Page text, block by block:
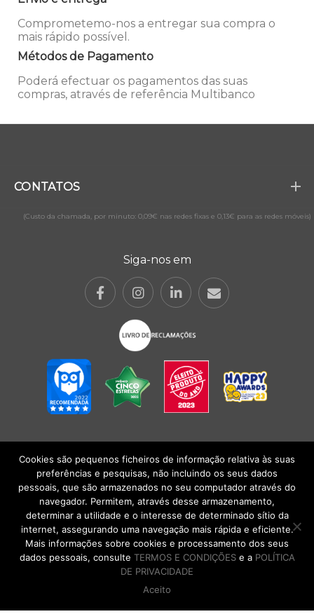
Comprometemo-nos a entregar sua compra o
mais rápido possível.
Métodos de Pagamento
Poderá efectuar os pagamentos das suas
compras, através de referência Multibanco
CONTATOS
(Custo da chamada, por minuto: 0,09€ nas redes fixas e 0,13€ para as redes móveis)
Siga-nos em
POLÍTICA DE PRIVACIDADE|TERMOS E CONDIÇÕESlCONDIÇÕES
GERAIS DE VENDA| Alberto Oculista, SA 2026. Todos os direitos reservados.
DE VOLTA AO TOPO
Cookies são pequenos ficheiros de informação relativa às suas
preferências e pesquisas, não incluindo os seus dados
pessoais, que são armazenados no seu computador através do
navegador. Permitem, através desse armazenamento,
determinar a utilidade e o interesse de determinado sítio da
internet, assegurando uma navegação mais rápida e eficiente.
Mais informações sobre cookies e processamento dos seus
dados pessoais, consulte TERMOS E CONDIÇÕESe a POLÍTICA
DE PRIVACIDADE
Aceito